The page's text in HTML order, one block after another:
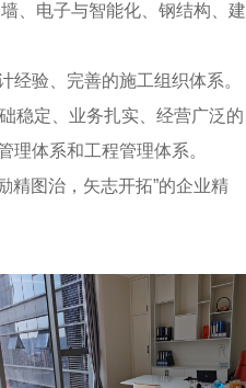
、电子与智能化、钢结构、建
验、完善的施工组织体系。
稳定、业务扎实、经营广泛的
管理体系和工程管理体系。
精图治，矢志开拓”的企业精